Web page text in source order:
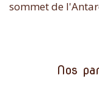
sommet de
Nos